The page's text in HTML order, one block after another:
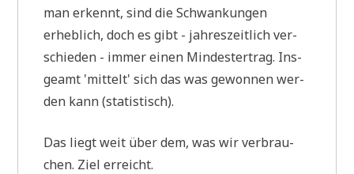
man erkennt, sind die Schwan­kun­gen
erheb­lich, doch es gibt - jah­res­zeit­lich ver­
schie­den - immer einen Min­dester­trag. Ins­
ge­amt 'mit­telt' sich das was gewon­nen wer­
den kann (sta­ti­stisch).
Das liegt weit über dem, was wir ver­brau­
chen. Ziel erreicht.